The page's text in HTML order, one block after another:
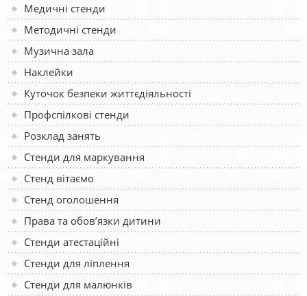
Медичні стенди
Методичні стенди
Музична зала
Наклейки
Куточок безпеки життєдіяльності
Профспілкові стенди
Розклад занять
Стенди для маркування
Стенд вітаємо
Стенд оголошення
Права та обов’язки дитини
Стенди атестаційні
Стенди для ліплення
Стенди для малюнків